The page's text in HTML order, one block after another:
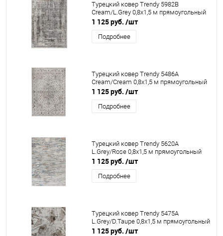
Турецкий ковер Trendy 5982B
Cream/L.Grey 0,8x1,5 м прямоугольный
1 125 руб. /шт
Подробнее
Турецкий ковер Trendy 5486A
Cream/Cream 0,8x1,5 м прямоугольный
1 125 руб. /шт
Подробнее
Турецкий ковер Trendy 5620A
L.Grey/Rose 0,8x1,5 м прямоугольный
1 125 руб. /шт
Подробнее
Турецкий ковер Trendy 5475A
L.Grey/D.Taupe 0,8x1,5 м прямоугольный
1 125 руб. /шт